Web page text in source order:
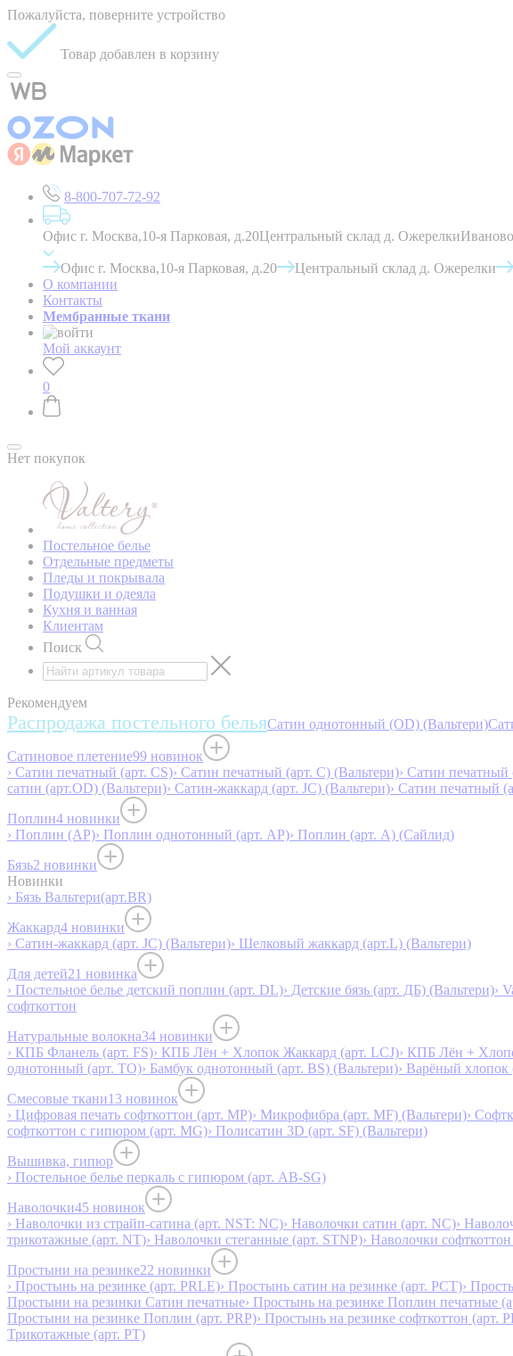
Пожалуйста, поверните устройство
Товар добавлен в корзину
8-800-707-72-92
Офис г. Москва,10-я Парковая, д.20Центральный склад д. Ожерелки
Офис г. Москва,10-я Парковая, д.20 Центральный склад д. Ожерелки
О компании
Контакты
Мембранные ткани
Мой аккаунт
0
Нет покупок
Постельное белье
Отдельные предметы
Пледы и покрывала
Подушки и одеяла
Кухня и ванная
Клиентам
Поиск
Рекомендуем
Распродажа постельного бельяСатин однотонный (OD) (Вальтери)
Сатиновое плетение99 новинок
› Сатин печатный (арт. СS)› Сатин печатный (арт. С) (Вальтери)› Сатин
сатин (арт.OD) (Вальтери)› Сатин-жаккард (арт. JC) (Вальтери)› Сатин печатный
Поплин4 новинки
› Поплин (AP)› Поплин однотонный (арт. AP)› Поплин (арт. А) (Сайлид)
Бязь2 новинки
Новинки
› Бязь Вальтери(арт.BR)
Жаккард4 новинки
› Сатин-жаккард (арт. JC) (Вальтери)› Шелковый жаккард (арт.L) (Вальтери)
Для детей21 новинка
› Постельное белье детский поплин (арт. DL)› Детские бязь (арт. ДБ) (Вальтери)›
софткоттон
Натуральные волокна34 новинки
› КПБ Фланель (арт. FS)› КПБ Лён + Хлопок Жаккард (арт. LCJ)› КПБ Лён +
однотонный (арт. TO)› Бамбук однотонный (арт. BS) (Вальтери)› Варёный хлопок
Смесовые ткани13 новинок
› Цифровая печать софткоттон (арт. MP)› Микрофибра (арт. MF) (Вальтери)›
софткоттон с гипюром (арт. MG)› Полисатин 3D (арт. SF) (Вальтери)
Вышивка, гипюр
› Постельное белье перкаль с гипюром (арт. AB-SG)
Наволочки45 новинок
› Наволочки из страйп-сатина (арт. NST: NC)› Наволочки сатин (арт. NC)›
трикотажные (арт. NT)› Наволочки стеганные (арт. STNP)› Наволочки
Простыни на резинке22 новинки
› Простынь на резинке (арт. PRLE)› Простынь сатин на резинке (арт. PCT)›
Простыни на резинки Сатин печатные› Простынь на резинке Поплин печатные
Простыни на резинке Поплин (арт. PRP)› Простынь на резинке софткоттон (арт.
Трикотажные (арт. РТ)